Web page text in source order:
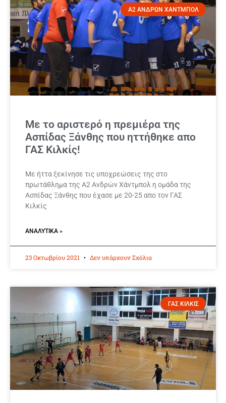
Α2 ΑΝΔΡΩΝ ΧΑΝΤΜΠΟΛ
Με το αριστερό η πρεμιέρα της
Ασπίδας Ξάνθης που ηττήθηκε απο
ΓΑΣ Κιλκίς!
Με ήττα ξεκίνησε τις υποχρεώσεις της στο
πρωτάθλημα της Α2 Ανδρών Χάντμπολ η ομάδα της
Ασπίδας Ξάνθης που έχασε με 20-25 απο τον ΓΑΣ
Κιλκίς
ΑΝΑΛΥΤΙΚΆ »
23 Οκτωβρίου 2021 Δεν υπάρχουν Σχόλια
ΓΑΣ ΚΙΛΚΙΣ